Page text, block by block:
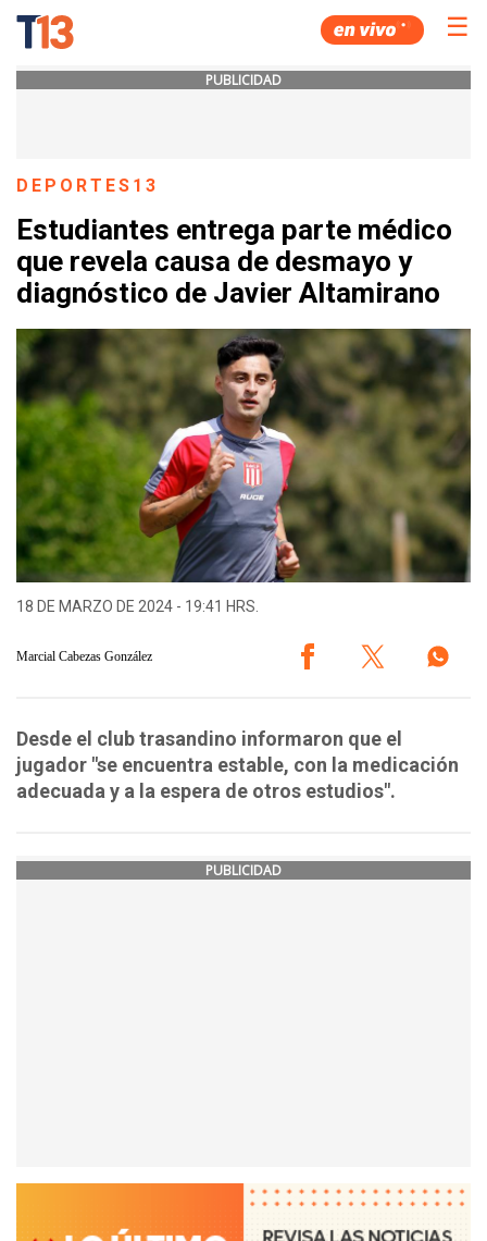
☰
PUBLICIDAD
DEPORTES13
Estudiantes entrega parte médico
que revela causa de desmayo y
diagnóstico de Javier Altamirano
18 DE MARZO DE 2024 - 19:41 HRS.
Marcial Cabezas González
Desde el club trasandino informaron que el
jugador "se encuentra estable, con la medicación
adecuada y a la espera de otros estudios".
PUBLICIDAD